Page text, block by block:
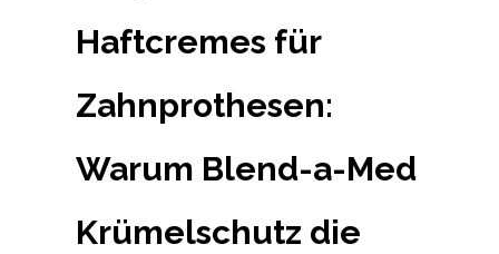
Haftcremes für
Zahnprothesen:
Warum Blend-a-Med
Krümelschutz die